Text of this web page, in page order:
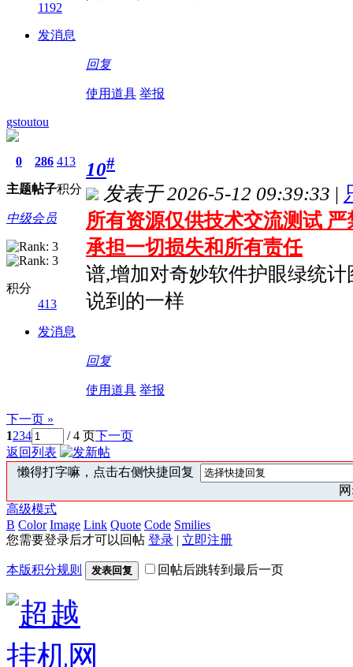
1192
发消息
回复
使用道具 举报
gstoutou
0
主题
286
帖子
413
积分
中级会员
积分
413
发消息
10#
发表于 2026-5-12 09:39:33 |
所有资源仅供技术交流测试
承担一切损失和所有责任
谱,增加对奇妙软件护眼绿统
说到的一样
回复
使用道具 举报
下一页 »
1234 / 4 页下一页
返回列表
懒得打字嘛，点击右侧快捷回复
高级模式
B Color Image Link Quote Code Smilies
您需要登录后才可以回帖 登录 | 立即注册
本版积分规则 发表回复 回帖后跳转到最后一页